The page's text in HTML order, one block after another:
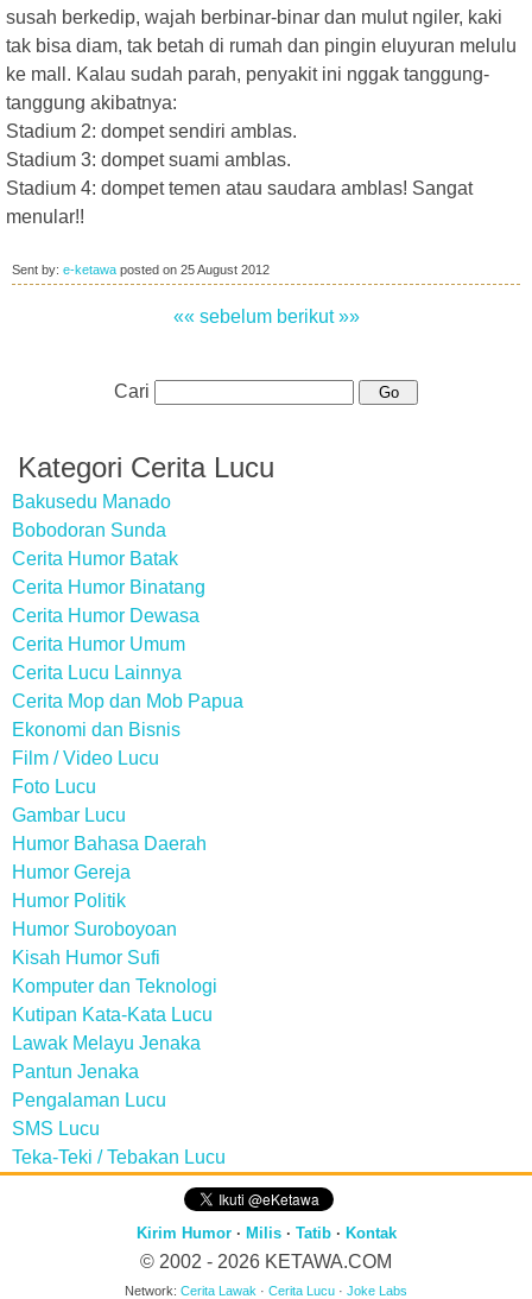
susah berkedip, wajah berbinar-binar dan mulut ngiler, kaki
tak bisa diam, tak betah di rumah dan pingin eluyuran melulu
ke mall. Kalau sudah parah, penyakit ini nggak tanggung-
tanggung akibatnya:
Stadium 2: dompet sendiri amblas.
Stadium 3: dompet suami amblas.
Stadium 4: dompet temen atau saudara amblas! Sangat
menular!!
Sent by: e-ketawa posted on 25 August 2012
«« sebelum berikut »»
Cari
Kategori Cerita Lucu
Bakusedu Manado
Bobodoran Sunda
Cerita Humor Batak
Cerita Humor Binatang
Cerita Humor Dewasa
Cerita Humor Umum
Cerita Lucu Lainnya
Cerita Mop dan Mob Papua
Ekonomi dan Bisnis
Film / Video Lucu
Foto Lucu
Gambar Lucu
Humor Bahasa Daerah
Humor Gereja
Humor Politik
Humor Suroboyoan
Kisah Humor Sufi
Komputer dan Teknologi
Kutipan Kata-Kata Lucu
Lawak Melayu Jenaka
Pantun Jenaka
Pengalaman Lucu
SMS Lucu
Teka-Teki / Tebakan Lucu
Kirim Humor· Milis· Tatib· Kontak
© 2002 - 2026 KETAWA.COM
Network: Cerita Lawak · Cerita Lucu · Joke Labs